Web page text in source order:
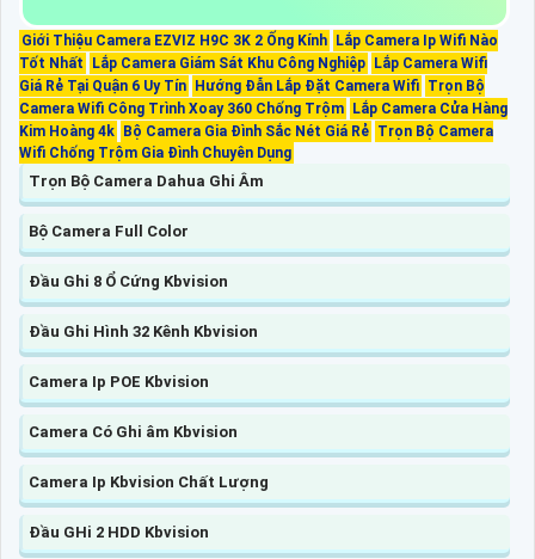
Giới Thiệu Camera EZVIZ H9C 3K 2 Ống Kính Lắp Camera Ip Wifi Nào
Tốt Nhất
Lắp Camera Giám Sát Khu Công Nghiệp Lắp Camera Wifi
Giá Rẻ Tại Quận 6 Uy Tín Hướng Đẫn Lắp Đặt Camera Wifi Trọn Bộ
Camera Wifi Công Trình Xoay 360 Chống Trộm Lắp Camera Cửa Hàng
Kim Hoàng 4k Bộ Camera Gia Đình Sắc Nét Giá Rẻ Trọn Bộ Camera
Wifi Chống Trộm Gia Đình Chuyên Dụng
Trọn Bộ Camera Dahua Ghi Âm
Bộ Camera Full Color
Đầu Ghi 8 Ổ Cứng Kbvision
Đầu Ghi Hình 32 Kênh Kbvision
Camera Ip POE Kbvision
Camera Có Ghi âm Kbvision
Camera Ip Kbvision Chất Lượng
Đầu GHi 2 HDD Kbvision